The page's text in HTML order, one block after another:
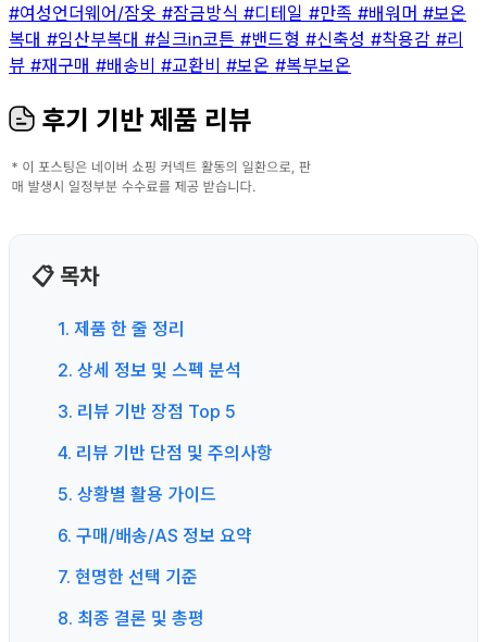
#여성언더웨어/잠옷 #잠금방식 #디테일 #만족 #배워머 #보온
복대 #임산부복대 #실크in코튼 #밴드형 #신축성 #착용감 #리
뷰 #재구매 #배송비 #교환비 #보온 #복부보온
후기 기반 제품 리뷰
📋 목차
1. 제품 한 줄 정리
2. 상세 정보 및 스펙 분석
3. 리뷰 기반 장점 Top 5
4. 리뷰 기반 단점 및 주의사항
5. 상황별 활용 가이드
6. 구매/배송/AS 정보 요약
7. 현명한 선택 기준
8. 최종 결론 및 총평